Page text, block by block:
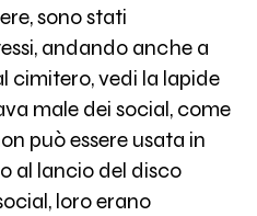
sono stati
andando anche a
cimitero, vedi la lapide
male dei social, come
può essere usata in
al lancio del disco
loro erano